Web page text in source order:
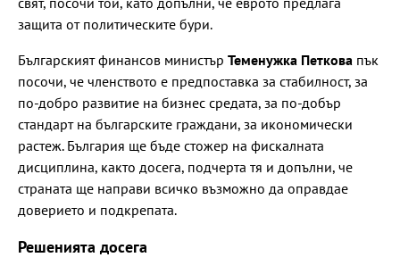
защита от политическите бури.
Българският финансов министър Теменужка Петкова пък
посочи, че членството е предпоставка за стабилност, за
по-добро развитие на бизнес средата, за по-добър
стандарт на българските граждани, за икономически
растеж. България ще бъде стожер на фискалната
дисциплина, както досега, подчерта тя и допълни, че
страната ще направи всичко възможно да оправдае
доверието и подкрепата.
Решенията досега